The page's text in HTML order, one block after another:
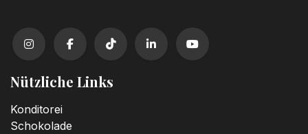
Kerzenzahl n°3
3,20
Nützliche Links
Konditorei
Schokolade